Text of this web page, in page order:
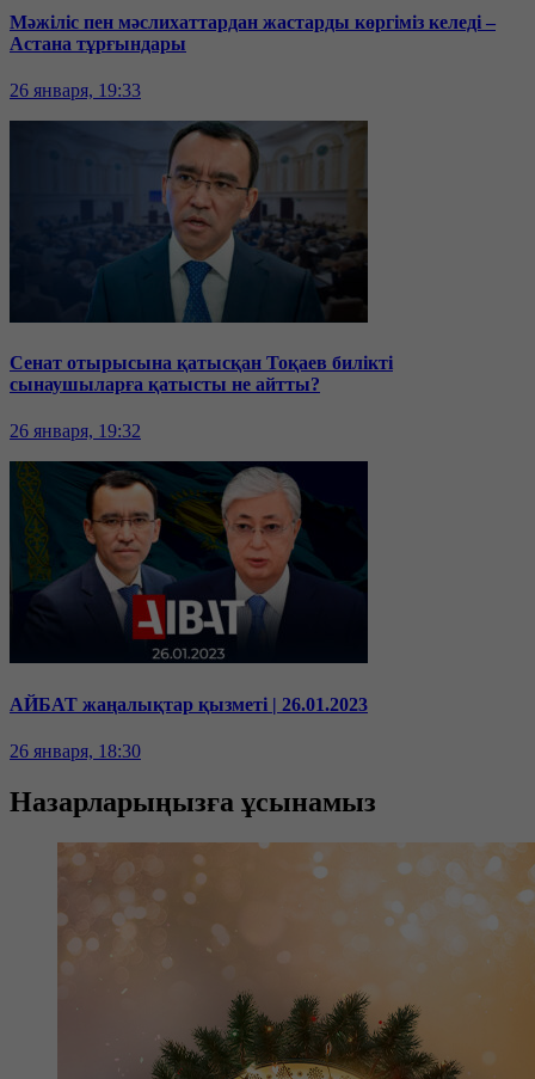
Мәжіліс пен мәслихаттардан жастарды көргіміз келеді –
Астана тұрғындары
26 января, 19:33
Сенат отырысына қатысқан Тоқаев билікті
сынаушыларға қатысты не айтты?
26 января, 19:32
АЙБАТ жаңалықтар қызметі | 26.01.2023
26 января, 18:30
Назарларыңызға ұсынамыз